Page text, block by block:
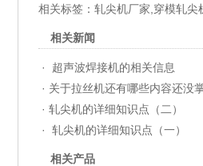
相关标签： 轧尖机厂家 穿模轧尖
相关新闻
·
超声波焊接机的相关信息
· 关于拉丝机还有哪些内容还没
· 轧尖机的详细知识点（二）
·
轧尖机的详细知识点（一）
相关产品